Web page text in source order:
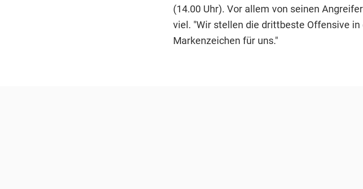
(14.00 Uhr). Vor allem von seinen
viel. "Wir stellen die drittbeste Offensive in
Markenzeichen für uns."